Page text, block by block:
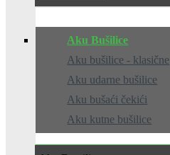
Aku Bušilice
Aku bušilice - klasične
Aku udarne bušilice
Aku bušaći čekići
Aku kutne bušilice